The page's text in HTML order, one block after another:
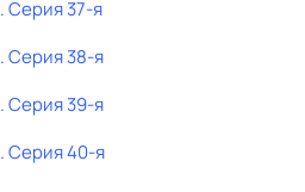
. Серия 37-я
. Серия 38-я
. Серия 39-я
. Серия 40-я